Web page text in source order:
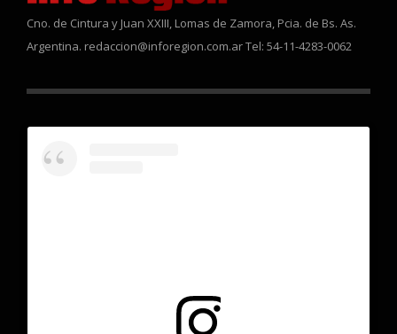
Cno. de Cintura y Juan XXIII, Lomas de Zamora, Pcia. de Bs. As.
Argentina. redaccion@inforegion.com.ar Tel: 54-11-4283-0062